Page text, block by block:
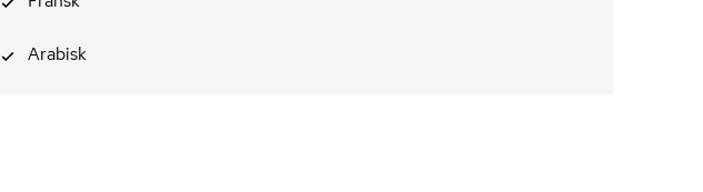
Arabisk